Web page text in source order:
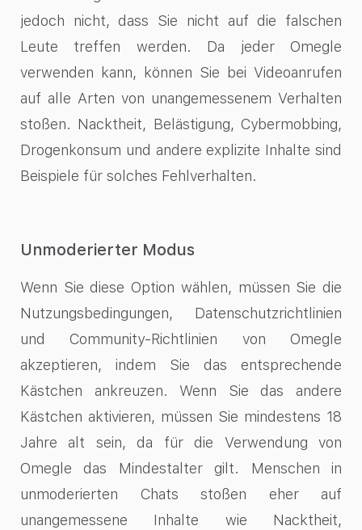
jedoch nicht, dass Sie nicht auf die falschen
Leute treffen werden. Da jeder Omegle
verwenden kann, können Sie bei Videoanrufen
auf alle Arten von unangemessenem Verhalten
stoßen. Nacktheit, Belästigung, Cybermobbing,
Drogenkonsum und andere explizite Inhalte sind
Beispiele für solches Fehlverhalten.
Unmoderierter Modus
Wenn Sie diese Option wählen, müssen Sie die
Nutzungsbedingungen, Datenschutzrichtlinien
und Community-Richtlinien von Omegle
akzeptieren, indem Sie das entsprechende
Kästchen ankreuzen. Wenn Sie das andere
Kästchen aktivieren, müssen Sie mindestens 18
Jahre alt sein, da für die Verwendung von
Omegle das Mindestalter gilt. Menschen in
unmoderierten Chats stoßen eher auf
unangemessene Inhalte wie Nacktheit,